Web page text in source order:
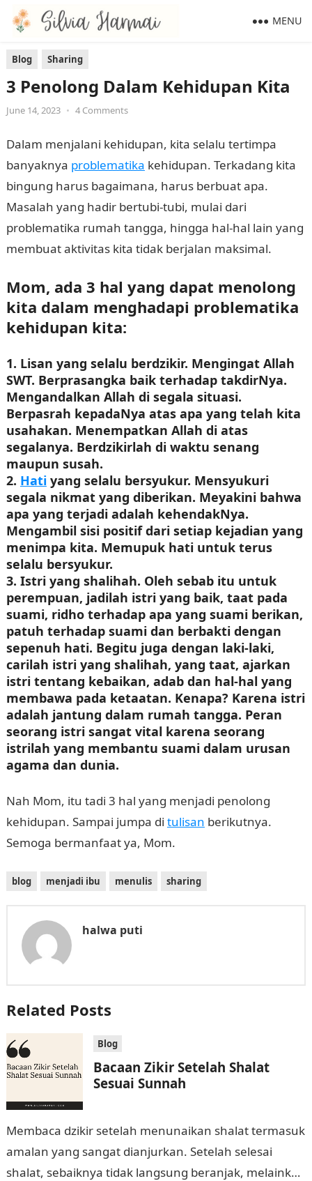
MENU
Blog Sharing
3 Penolong Dalam Kehidupan Kita
June 14, 2023 • 4 Comments
Dalam menjalani kehidupan, kita selalu tertimpa
banyaknya problematika kehidupan. Terkadang kita
bingung harus bagaimana, harus berbuat apa.
Masalah yang hadir bertubi-tubi, mulai dari
problematika rumah tangga, hingga hal-hal lain yang
membuat aktivitas kita tidak berjalan maksimal.
Mom, ada 3 hal yang dapat menolong
kita dalam menghadapi problematika
kehidupan kita:
1. Lisan yang selalu berdzikir. Mengingat Allah
SWT. Berprasangka baik terhadap takdirNya.
Mengandalkan Allah di segala situasi.
Berpasrah kepadaNya atas apa yang telah kita
usahakan. Menempatkan Allah di atas
segalanya. Berdzikirlah di waktu senang
maupun susah.
2. Hatiyang selalu bersyukur. Mensyukuri
segala nikmat yang diberikan. Meyakini bahwa
apa yang terjadi adalah kehendakNya.
Mengambil sisi positif dari setiap kejadian yang
menimpa kita. Memupuk hati untuk terus
selalu bersyukur.
3. Istri yang shalihah. Oleh sebab itu untuk
perempuan, jadilah istri yang baik, taat pada
suami, ridho terhadap apa yang suami berikan,
patuh terhadap suami dan berbakti dengan
sepenuh hati. Begitu juga dengan laki-laki,
carilah istri yang shalihah, yang taat, ajarkan
istri tentang kebaikan, adab dan hal-hal yang
membawa pada ketaatan. Kenapa? Karena istri
adalah jantung dalam rumah tangga. Peran
seorang istri sangat vital karena seorang
istrilah yang membantu suami dalam urusan
agama dan dunia.
Nah Mom, itu tadi 3 hal yang menjadi penolong
kehidupan. Sampai jumpa di tulisan berikutnya.
Semoga bermanfaat ya, Mom.
blog menjadi ibu menulis sharing
halwa puti
Related Posts
Blog
Bacaan Zikir Setelah Shalat
Sesuai Sunnah
Membaca dzikir setelah menunaikan shalat termasuk
amalan yang sangat dianjurkan. Setelah selesai
shalat, sebaiknya tidak langsung beranjak, melainkan